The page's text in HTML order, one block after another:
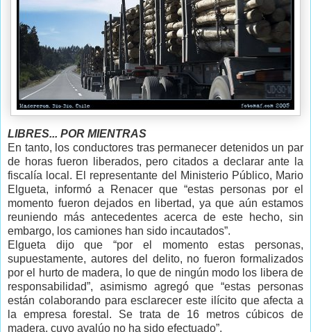
LIBRES... POR MIENTRAS
En tanto, los conductores tras permanecer detenidos un par
de horas fueron liberados, pero citados a declarar ante la
fiscalía local. El representante del Ministerio Público, Mario
Elgueta, informó a Renacer que “estas personas por el
momento fueron dejados en libertad, ya que aún estamos
reuniendo más antecedentes acerca de este hecho, sin
embargo, los camiones han sido incautados”.
Elgueta dijo que “por el momento estas personas,
supuestamente, autores del delito, no fueron formalizados
por el hurto de madera, lo que de ningún modo los libera de
responsabilidad”, asimismo agregó que “estas personas
están colaborando para esclarecer este ilícito que afecta a
la empresa forestal. Se trata de 16 metros cúbicos de
madera, cuyo avalúo no ha sido efectuado”.